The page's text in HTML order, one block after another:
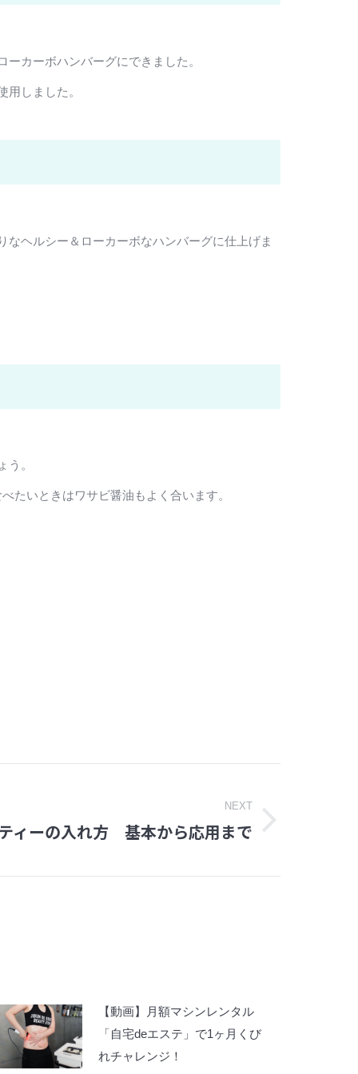
カーボハンバーグにできました。
しました。
ヘルシー＆ローカーボなハンバーグに仕上げま
。
たいときはワサビ醤油もよく合います。
NEXT
ィーの入れ方 基本から応用まで
【動画】月額マシンレンタル
「自宅deエステ」で1ヶ月くび
れチャレンジ！